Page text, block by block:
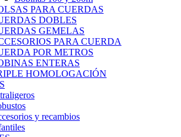
PARA CUERDAS
DOBLES
GEMELAS
PARA CUERDA
POR METROS
ENTERAS
HOMOLOGACIÓN
y recambios